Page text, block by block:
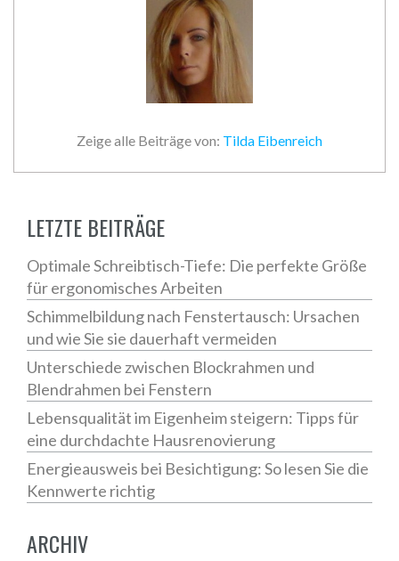
Zeige alle Beiträge von: Tilda Eibenreich
LETZTE BEITRÄGE
Optimale Schreibtisch-Tiefe: Die perfekte Größe
für ergonomisches Arbeiten
Schimmelbildung nach Fenstertausch: Ursachen
und wie Sie sie dauerhaft vermeiden
Unterschiede zwischen Blockrahmen und
Blendrahmen bei Fenstern
Lebensqualität im Eigenheim steigern: Tipps für
eine durchdachte Hausrenovierung
Energieausweis bei Besichtigung: So lesen Sie die
Kennwerte richtig
ARCHIV